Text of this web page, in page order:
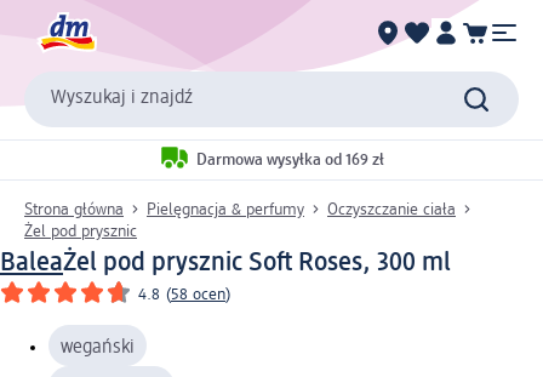
Wyszukaj i znajdź
Darmowa wysyłka od 169 zł
Strona główna Pielęgnacja & perfumy
Oczyszczanie ciała
Żel pod prysznic
BaleaŻel pod prysznic Soft Roses, 300 ml
4.8 (58 ocen)
wegański